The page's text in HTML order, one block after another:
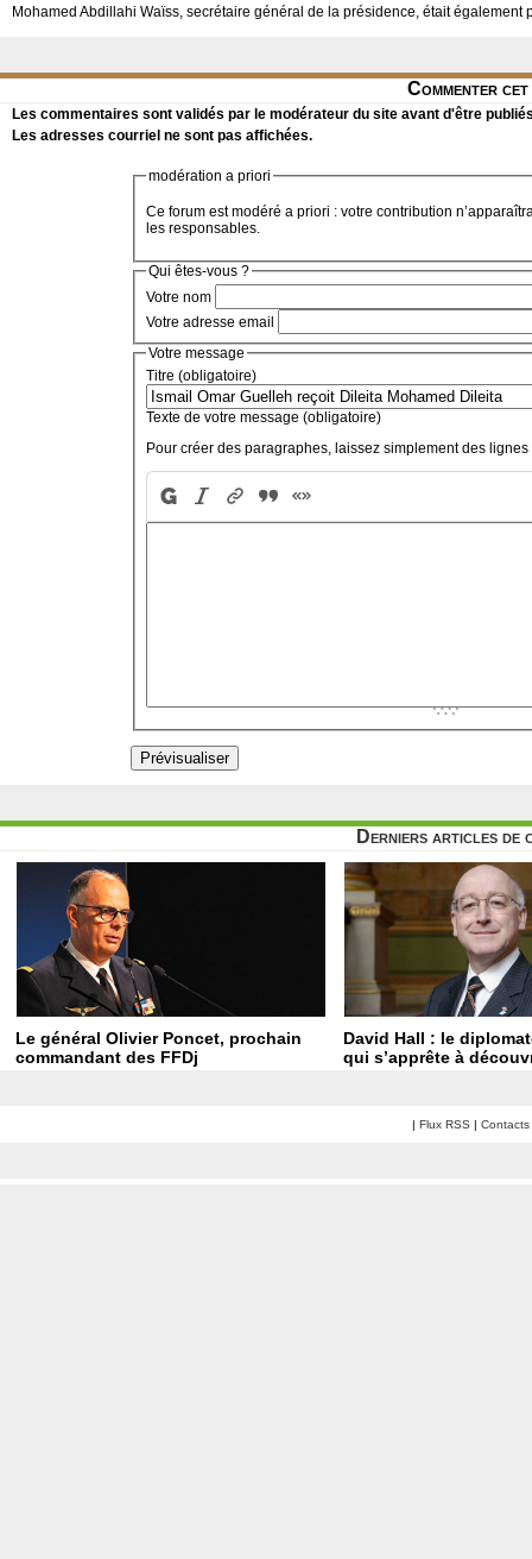
Mohamed Abdillahi Waïss, secrétaire général de la présidence, était également
Commenter
Les commentaires sont validés par le modérateur du site avant d'être
Les adresses courriel ne sont pas affichées.
modération a priori
Ce forum est modéré a priori : votre contribution
les responsables.
Qui êtes-vous ?
Votre nom
Votre adresse email
Votre message
Titre (obligatoire)
Texte de votre message (obligatoire)
Pour créer des paragraphes, laissez simplement des lignes
Derniers articles de
Le général Olivier Poncet, prochain
commandant des FFDj
David Hall : le
qui s’apprête à
| Flux RSS | Contacts